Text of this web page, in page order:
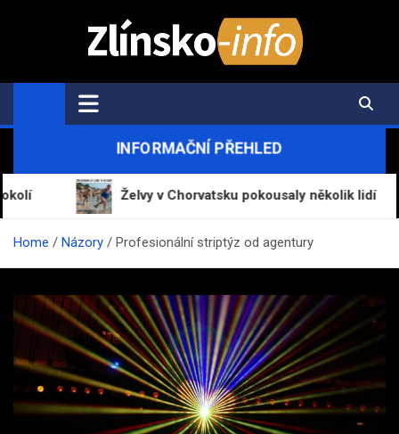
Zlínsko-Info.cz
Aktuální informace z regionu a zpravodajství
INFORMAČNÍ PŘEHLED
Želvy v Chorvatsku pokousaly několik lidí
Home Názory Profesionální striptýz od agentury